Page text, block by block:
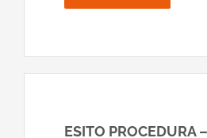
ESITO PROCEDURA